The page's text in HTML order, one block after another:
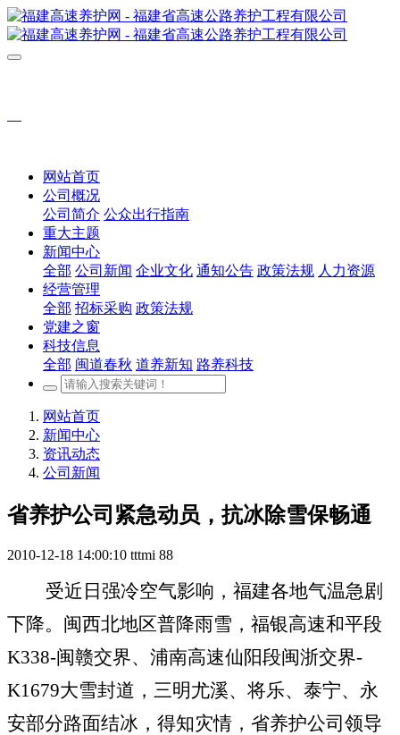
网站首页
公司概况
公司简介 公众出行指南
重大主题
新闻中心
全部 公司新闻 企业文化 通知公告 政策法规 人力资源
经营管理
全部 招标采购 政策法规
党建之窗
科技信息
全部 闽道春秋 道养新知 路养科技
网站首页
新闻中心
资讯动态
公司新闻
省养护公司紧急动员，抗冰除雪保畅通
2010-12-18 14:00:10 tttmi 88
受近日强冷空气影响，福建各地气温急剧
下降。闽西北地区普降雨雪，福银高速和平段
K338-闽赣交界、浦南高速仙阳段闽浙交界-
K1679大雪封道，三明尤溪、将乐、泰宁、永
安部分路面结冰，得知灾情，省养护公司领导